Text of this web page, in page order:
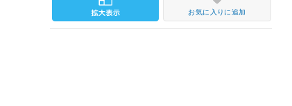
お気に入りに追加